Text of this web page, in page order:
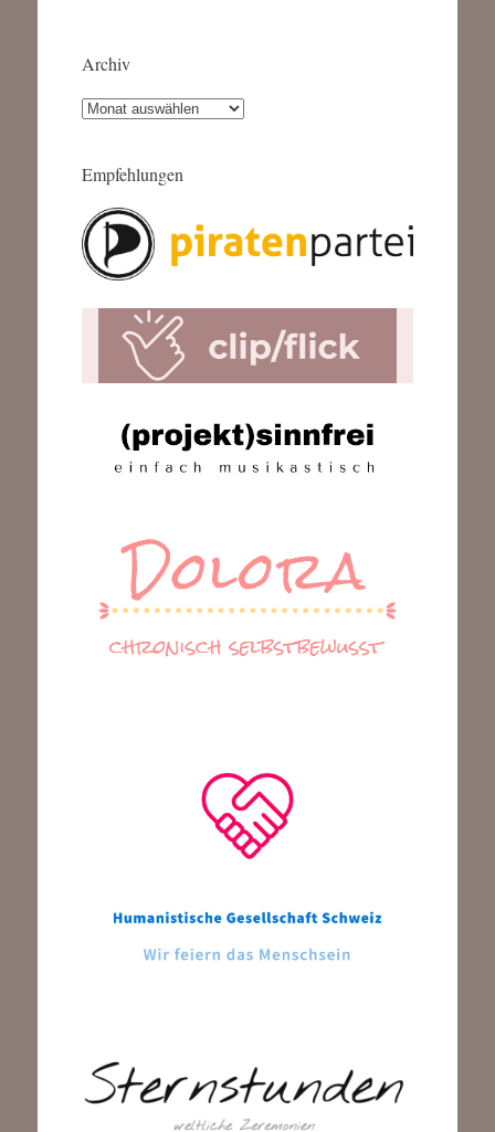
Archiv
Archiv
Empfehlungen